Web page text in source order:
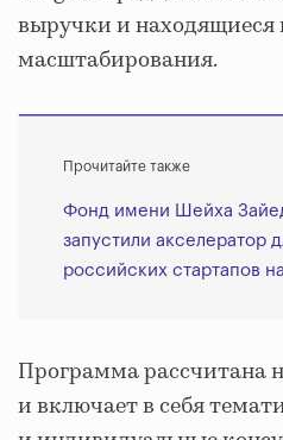
выручки и находящиеся
масштабирования.
Прочитайте также
Фонд имени Шейха
запустили акселератор
российских стартапов
Программа рассчитана
и включает в себя